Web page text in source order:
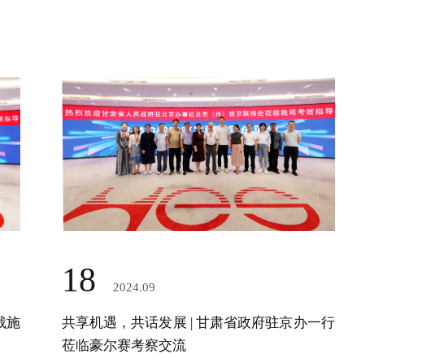
施
18 2024.09
共享机遇，共话发展 | 甘肃省政府驻京办一行
莅临豪尔赛考察交流